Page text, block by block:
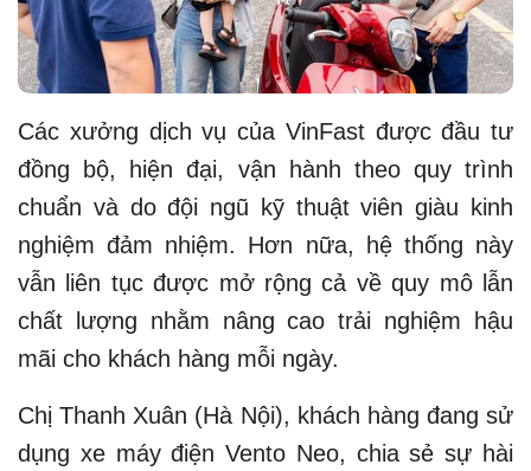
Các xưởng dịch vụ của VinFast được đầu tư
đồng bộ, hiện đại, vận hành theo quy trình
chuẩn và do đội ngũ kỹ thuật viên giàu kinh
nghiệm đảm nhiệm. Hơn nữa, hệ thống này
vẫn liên tục được mở rộng cả về quy mô lẫn
chất lượng nhằm nâng cao trải nghiệm hậu
mãi cho khách hàng mỗi ngày.
Chị Thanh Xuân (Hà Nội), khách hàng đang sử
dụng xe máy điện Vento Neo, chia sẻ sự hài